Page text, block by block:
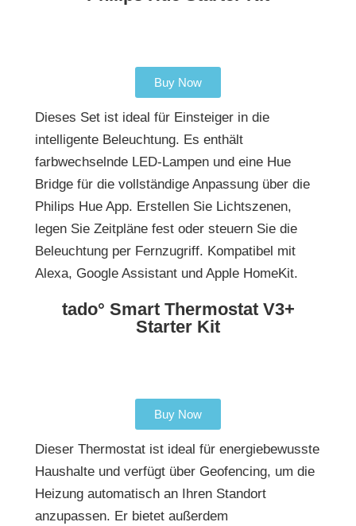
Buy Now
Dieses Set ist ideal für Einsteiger in die
intelligente Beleuchtung. Es enthält
farbwechselnde LED-Lampen und eine Hue
Bridge für die vollständige Anpassung über die
Philips Hue App. Erstellen Sie Lichtszenen,
legen Sie Zeitpläne fest oder steuern Sie die
Beleuchtung per Fernzugriff. Kompatibel mit
Alexa, Google Assistant und Apple HomeKit.
tado° Smart Thermostat V3+
Starter Kit
Buy Now
Dieser Thermostat ist ideal für energiebewusste
Haushalte und verfügt über Geofencing, um die
Heizung automatisch an Ihren Standort
anzupassen. Er bietet außerdem